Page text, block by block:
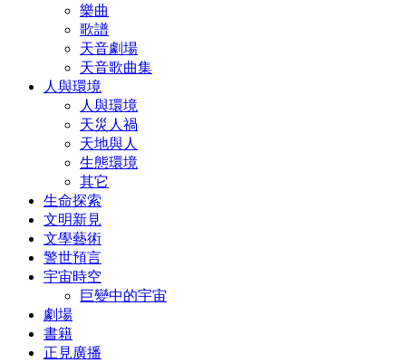
樂曲
歌譜
天音劇場
天音歌曲集
人與環境
人與環境
天災人禍
天地與人
生態環境
其它
生命探索
文明新見
文學藝術
警世預言
宇宙時空
巨變中的宇宙
劇場
書籍
正見廣播